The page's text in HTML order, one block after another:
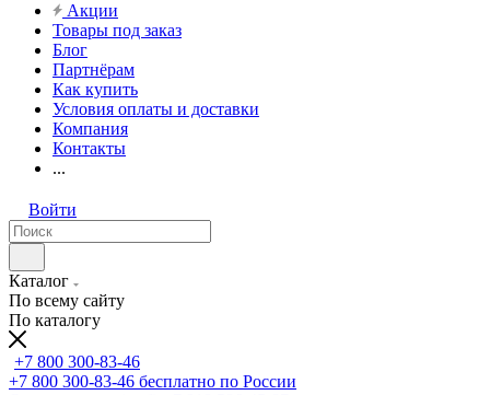
Акции
Товары под заказ
Блог
Партнёрам
Как купить
Условия оплаты и доставки
Компания
Контакты
...
Войти
Каталог
По всему сайту
По каталогу
+7 800 300-83-46
+7 800 300-83-46 бесплатно по России